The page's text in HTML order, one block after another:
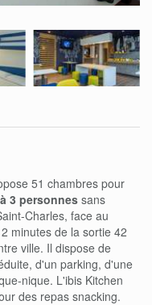
51 chambres pour
3 personnes sans
Charles, face au
minutes de la sortie 42
ville. Il dispose de
d'un parking, d'une
nique. L'ibis Kitchen
des repas snacking.